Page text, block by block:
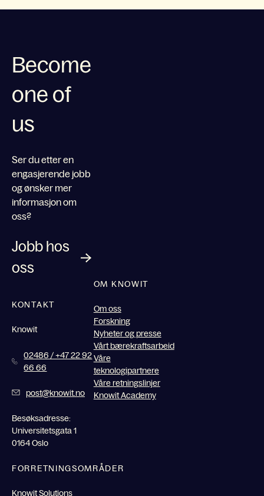
Become
one of
us
Ser du etter en
engasjerende jobb
og ønsker mer
informasjon om
oss?
Jobb hos
oss
KONTAKT
Knowit
02486 / +47 22 92
66 66
post@knowit.no
Besøksadresse:
Universitetsgata 1
0164 Oslo
OM KNOWIT
Om oss
Forskning
Nyheter og presse
Vårt bærekraftsarbeid
Våre
teknologipartnere
Våre retningslinjer
Knowit Academy
FORRETNINGSOMRÅDER
Knowit Solutions